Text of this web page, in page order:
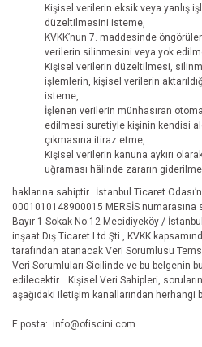
Kişisel verilerin eksik veya yanlış
düzeltilmesini isteme,
KVKK’nun 7. maddesinde
verilerin silinmesini veya yok
Kişisel verilerin düzeltilmesi,
işlemlerin, kişisel verilerin
isteme,
İşlenen verilerin münhasıran
edilmesi suretiyle kişinin kendisi
çıkmasına itiraz etme,
Kişisel verilerin kanuna aykırı
uğraması hâlinde zararın
haklarına sahiptir. İstanbul Ticaret
0001010148900015 MERSİS numarasına
Bayır 1 Sokak No:12 Mecidiyeköy /
inşaat Dış Ticaret Ltd.Şti., KVKK
tarafından atanacak Veri Sorumlusu
Veri Sorumluları Sicilinde ve bu belgenin
edilecektir. Kişisel Veri Sahipleri,
aşağıdaki iletişim kanallarından herhangi
E.posta: info@ofiscini.com